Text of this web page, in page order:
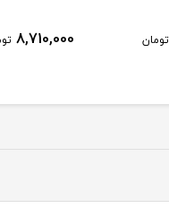
تومان 8,710,000